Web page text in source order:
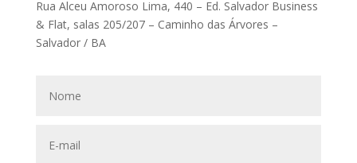
Rua Alceu Amoroso Lima, 440 – Ed. Salvador Business
& Flat, salas 205/207 – Caminho das Árvores –
Salvador / BA